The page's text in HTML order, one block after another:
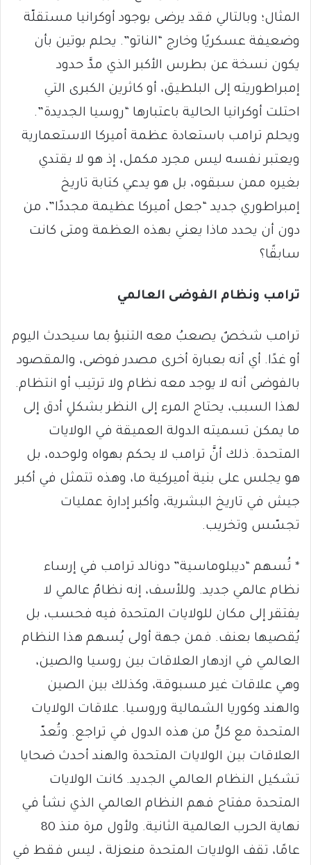
المثال؛ وبالتالي فقد يرضى بوجود أوكرانيا مستقلّة
وضعيفة عسكريًا وخارج “الناتو”. يحلم بوتين بأن
يكون نسخة عن بطرس الأكبر الذي مدَّ حدود
إمبراطوريته إلى البلطيق، أو كاثرين الكبرى التي
احتلت أوكرانيا الحالية باعتبارها “روسيا الجديدة”.
ويحلم ترامب باستعادة عظمة أميركا الاستعمارية
ويعتبر نفسه ليس مجرد مكمل، إذ هو لا يقتدي
بغيره ممن سبقوه، بل هو يدعي كتابة تاريخ
إمبراطوري جديد “جعل أميركا عظيمة مجددًا”، من
دون أن يحدد ماذا يعني بهذه العظمة ومتى كانت
سابقًا؟
ترامب ونظام الفوضى العالمي
ترامب شخصٌ يصعبُ معه التنبؤ بما سيحدث اليوم
أو غدًا. أي أنه بعبارة أخرى مصدر فوضى، والمقصود
بالفوضى أنه لا يوجد معه نظام ولا ترتيب أو انتظام.
لهذا السبب، يحتاج المرء إلى النظر بشكلٍ أدق إلى
ما يمكن تسميته الدولة العميقة في الولايات
المتحدة. ذلك أنَّ ترامب لا يحكم بهواه ولوحده، بل
هو يجلس على بنية أميركية ما، وهذه تتمثل في أكبر
جيش في تاريخ البشرية، وأكبر إدارة عمليات
تجسّس وتخريب.
* تُسهم “ديبلوماسية” دونالد ترامب في إرساء
نظام عالمي جديد. وللأسف، إنه نظامٌ عالمي لا
يفتقر إلى مكان للولايات المتحدة فيه فحسب، بل
يُقصيها بعنف. فمن جهة أولى يُسهم هذا النظام
العالمي في ازدهار العلاقات بين روسيا والصين،
وهي علاقات غير مسبوقة، وكذلك بين الصين
والهند وكوريا الشمالية وروسيا. علاقات الولايات
المتحدة مع كلٍّ من هذه الدول في تراجع. وتُعدّ
العلاقات بين الولايات المتحدة والهند أحدث ضحايا
تشكيل النظام العالمي الجديد. كانت الولايات
المتحدة مفتاح فهم النظام العالمي الذي نشأ في
نهاية الحرب العالمية الثانية. ولأول مرة منذ 80
عامًا، تقف الولايات المتحدة منعزلة ، ليس فقط في